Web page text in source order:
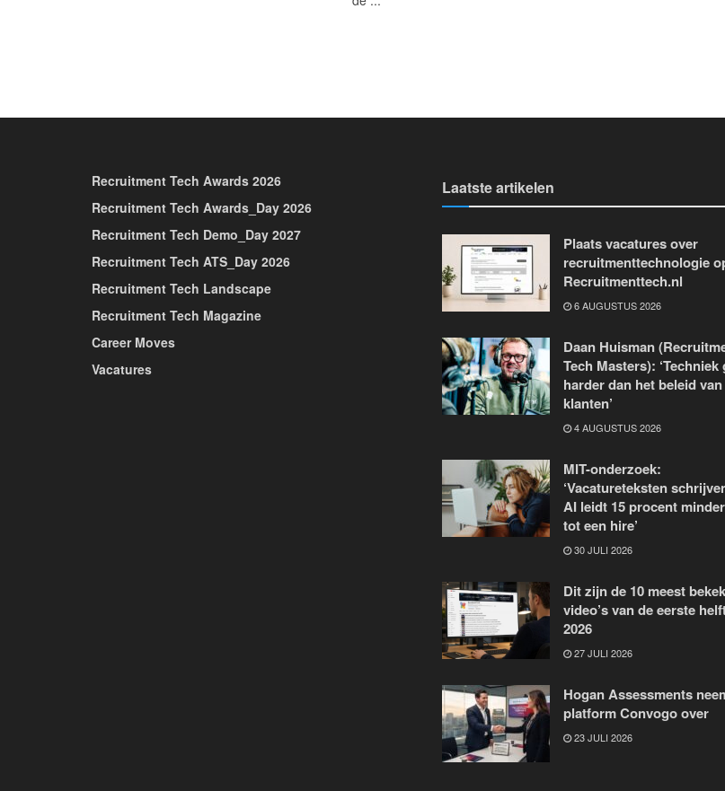
Recruitment Tech Awards 2026
Recruitment Tech Awards_Day 2026
Recruitment Tech Demo_Day 2027
Recruitment Tech ATS_Day 2026
Recruitment Tech Landscape
Recruitment Tech Magazine
Career Moves
Vacatures
Laatste artikelen
Plaats vacatures over
recruitmenttechnologie
Recruitmenttech.nl
6 AUGUSTUS 2026
Daan Huisman
Tech Masters): ‘Techniek
harder dan het beleid van
klanten’
4 AUGUSTUS 2026
MIT-onderzoek:
‘Vacatureteksten
AI leidt 15 procent
tot een hire’
30 JULI 2026
Dit zijn de 10 meest
video’s van de eerste
2026
27 JULI 2026
Hogan Assessments
platform Convogo over
23 JULI 2026